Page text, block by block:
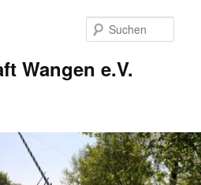
Wangen e.V.